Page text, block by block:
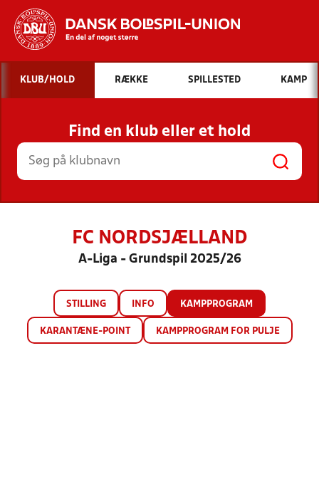
Hvad vil du søge efter?
INDHOLD OG NYHEDER
STILLINGER, RESULTATER, KLUBBER OG
HOLD
KLUB/HOLD RÆKKE SPILLESTED KAMP
Find en klub eller et hold
FC NORDSJÆLLAND
A-Liga - Grundspil 2025/26
STILLING INFO KAMPPROGRAM
KARANTÆNE-POINT KAMPPROGRAM FOR PULJE